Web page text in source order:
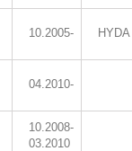
10.2005- HYDA
04.2010-
10.2008-
03.2010